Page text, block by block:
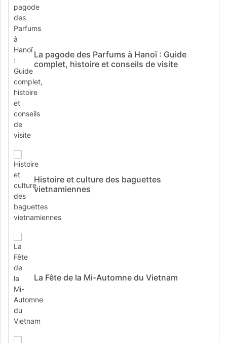
La pagode des Parfums à Hanoï : Guide
complet, histoire et conseils de visite
Histoire et culture des baguettes
vietnamiennes
La Fête de la Mi-Automne du Vietnam